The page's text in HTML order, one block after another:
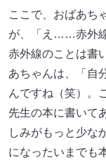
ここで、おばあち
が、「え……赤外線
赤外線のことは書
あちゃんは、「自
んですね（笑）。
先生の本に書いて
しみがもっと少な
になったいまでも